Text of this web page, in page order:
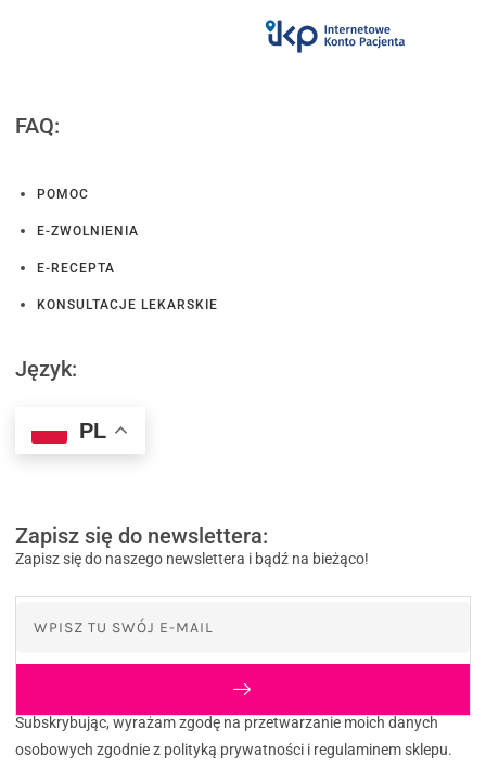
FAQ:
POMOC
E-ZWOLNIENIA
E-RECEPTA
KONSULTACJE LEKARSKIE
Język:
PL
Zapisz się do newslettera:
Zapisz się do naszego newslettera i bądź na bieżąco!
Subskrybując, wyrażam zgodę na przetwarzanie moich danych
osobowych zgodnie z polityką prywatności i regulaminem sklepu.